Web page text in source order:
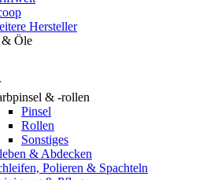
Hersteller
& Öle
& -rollen
Pinsel
Rollen
Sonstiges
& Abdecken
Polieren & Spachteln